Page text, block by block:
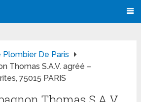
Plombier De Paris
Thomas S.A.V. agréé –
75015 PARIS